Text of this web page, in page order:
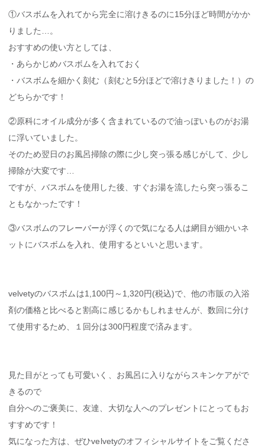
①バスボムを入れてから完全に溶けきるのに15分ほど時間がかか
りました…。
おすすめの使い方としては、
・あらかじめバスボムを入れておく
・バスボムを細かく刻む（刻むと5分ほどで溶けきりました！）の
どちらかです！
②原科にオイル成分が多く含まれているので油っぽいものがお湯
に浮いていました。
そのため翌日のお風呂掃除の際に少し突っ張る感じがして、少し
掃除が大変です…
ですが、バスボムを使用した後、すぐお湯を流したら突っ張るこ
ともなかったです！
③バスボムのフレーバーが浮くので気になる人は網目が細かいネ
ットにバスボムを入れ、使用するといいと思います。
velvetyのバスボムは1,100円～1,320円(税込)で、他の市販の入浴
剤の価格と比べると割高に感じるかもしれませんが、数回に分け
て使用するため、１回分は300円程度で済みます。
見た目がとっても可愛いく、お風呂に入りながらスキンケアがで
きるので
自分へのご褒美に、友達、大切な人へのプレゼントにとってもお
すすめです！
気になった方は、ぜひvelvetyのオフィシャルサイトをご覧くださ